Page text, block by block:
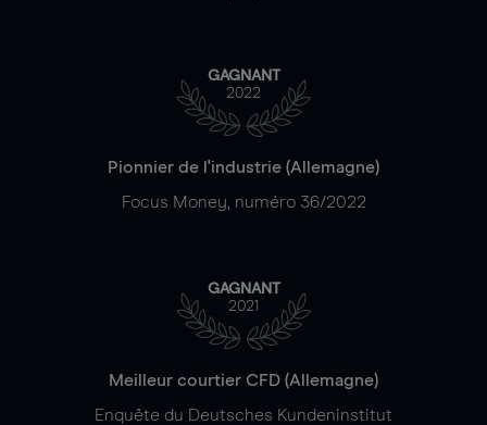
GAGNANT
2022
Pionnier de l'industrie (Allemagne)
Focus Money, numéro 36/2022
GAGNANT
2021
Meilleur courtier CFD (Allemagne)
Enquête du Deutsches Kundeninstitut